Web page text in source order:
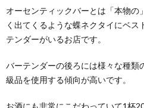
オーセンティックバーとは「本物の
く出てくるような蝶ネクタイにベ
テンダーがいるお店です。
バーテンダーの後ろには様々な種類
級品を使用する傾向が高いです。
お酒にも非常にこだわっていて1杯